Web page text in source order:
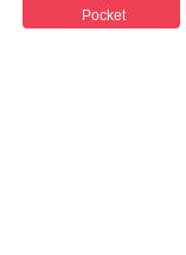
Pocket